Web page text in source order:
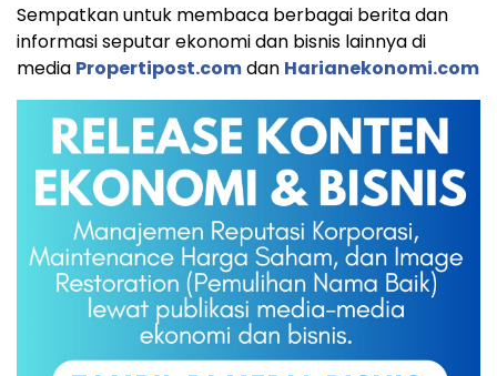
Sempatkan untuk membaca berbagai berita dan
informasi seputar ekonomi dan bisnis lainnya di
media Propertipost.comdan Harianekonomi.com